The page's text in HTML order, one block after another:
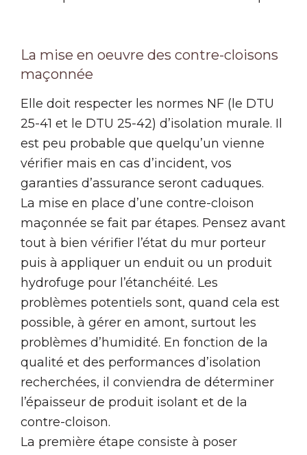
La mise en oeuvre des contre-cloisons
maçonnée
Elle doit respecter les normes NF (le DTU
25-41 et le DTU 25-42) d’isolation murale. Il
est peu probable que quelqu’un vienne
vérifier mais en cas d’incident, vos
garanties d’assurance seront caduques.
La mise en place d’une contre-cloison
maçonnée se fait par étapes. Pensez avant
tout à bien vérifier l’état du mur porteur
puis à appliquer un enduit ou un produit
hydrofuge pour l’étanchéité. Les
problèmes potentiels sont, quand cela est
possible, à gérer en amont, surtout les
problèmes d’humidité. En fonction de la
qualité et des performances d’isolation
recherchées, il conviendra de déterminer
l’épaisseur de produit isolant et de la
contre-cloison.
La première étape consiste à poser